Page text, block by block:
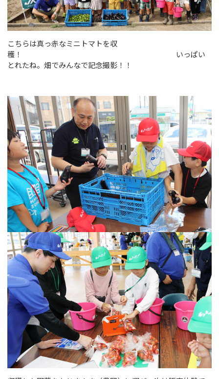
こちらは真っ赤なミニトマトを収
穫！ いっぱい
とれたね。畑でみんなで記念撮影！！